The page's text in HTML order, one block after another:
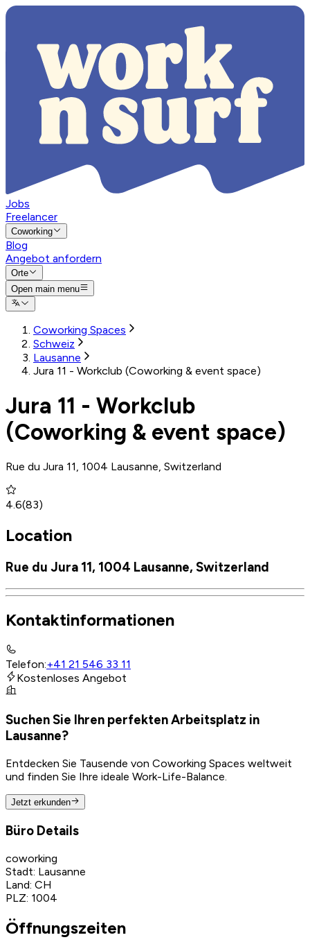
Jobs
Freelancer
Coworking
Blog
Angebot anfordern
Orte
Open main menu
Coworking Spaces
Schweiz
Lausanne
Jura 11 - Workclub (Coworking & event space)
Jura 11 - Workclub
(Coworking & event space)
Rue du Jura 11, 1004 Lausanne, Switzerland
4.6(83)
Location
Rue du Jura 11, 1004 Lausanne, Switzerland
Kontaktinformationen
Telefon:+41 21 546 33 11
Kostenloses Angebot
Suchen Sie Ihren perfekten Arbeitsplatz in
Lausanne?
Entdecken Sie Tausende von Coworking Spaces weltweit
und finden Sie Ihre ideale Work-Life-Balance.
Jetzt erkunden
Büro Details
coworking
Stadt: Lausanne
Land: CH
PLZ: 1004
Öffnungszeiten